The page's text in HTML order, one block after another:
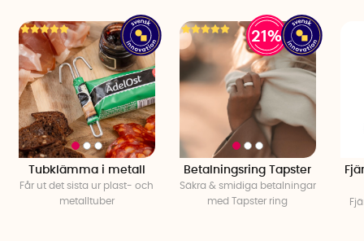
Tubklämma i metall
Får ut det sista ur plast- och
metalltuber
21%
Betalningsring Tapster
Säkra & smidiga betalningar
med Tapster ring